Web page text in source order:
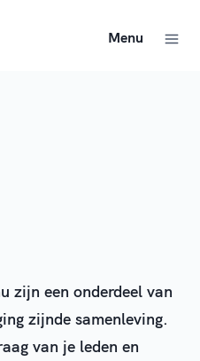
Menu
zijn een onderdeel van
zijnde samenleving.
van je leden en